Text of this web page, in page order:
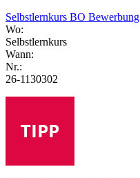
Selbstlernkurs BO Bewerbung
Wo:
Selbstlernkurs
Wann:
Nr.:
26-1130302